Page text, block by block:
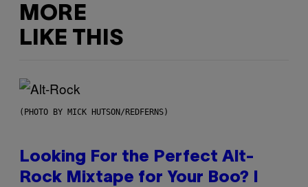
MORE
LIKE THIS
(PHOTO BY MICK HUTSON/REDFERNS)
Looking For the Perfect Alt-
Rock Mixtape for Your Boo? I